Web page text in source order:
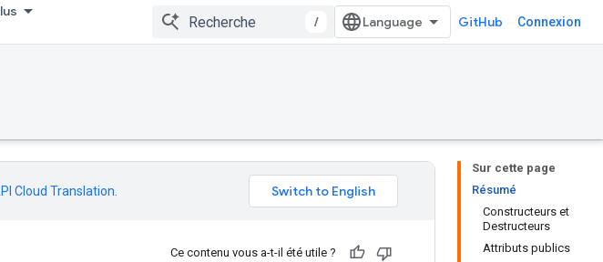
/ GitHub Connexion
Sur cette page
Résumé
Constructeurs et
Destructeurs
Attributs publics
Cloud Translation
Ce contenu vous a-t-il été utile ?